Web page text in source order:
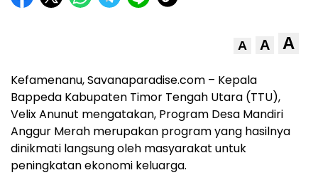
A A A
Kefamenanu, Savanaparadise.com – Kepala
Bappeda Kabupaten Timor Tengah Utara (TTU),
Velix Anunut mengatakan, Program Desa Mandiri
Anggur Merah merupakan program yang hasilnya
dinikmati langsung oleh masyarakat untuk
peningkatan ekonomi keluarga.